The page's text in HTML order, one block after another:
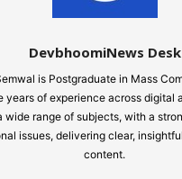
DevbhoomiNews Desk
is Postgraduate in Mass
years of experience across digital
wide range of subjects, with a
issues, delivering clear,
content.